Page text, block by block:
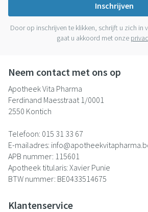
Inschrijven
Door op inschrijven te klikken, schrijft u zich in
gaat u akkoord met onze
Neem contact met ons op
Apotheek Vita Pharma
Ferdinand Maesstraat 1/0001
2550 Kontich
Telefoon: 015 31 33 67
E-mailadres: info@
APB nummer: 115601
Apotheek titularis: Xavier Punie
BTW nummer: BE0433514675
Klantenservice